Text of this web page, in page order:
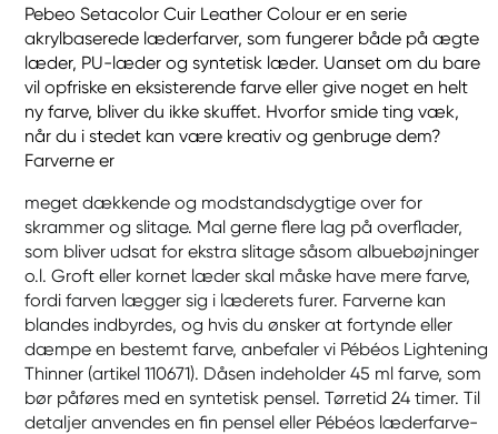
Pebeo Setacolor Cuir Leather Colour er en serie
akrylbaserede læderfarver, som fungerer både på ægte
læder, PU-læder og syntetisk læder. Uanset om du bare
vil opfriske en eksisterende farve eller give noget en helt
ny farve, bliver du ikke skuffet. Hvorfor smide ting væk,
når du i stedet kan være kreativ og genbruge dem?
Farverne er
meget dækkende og modstandsdygtige over for
skrammer og slitage. Mal gerne flere lag på overflader,
som bliver udsat for ekstra slitage såsom albuebøjninger
o.l. Groft eller kornet læder skal måske have mere farve,
fordi farven lægger sig i læderets furer. Farverne kan
blandes indbyrdes, og hvis du ønsker at fortynde eller
dæmpe en bestemt farve, anbefaler vi Pébéos Lightening
Thinner (artikel 110671). Dåsen indeholder 45 ml farve, som
bør påføres med en syntetisk pensel. Tørretid 24 timer. Til
detaljer anvendes en fin pensel eller Pébéos læderfarve-